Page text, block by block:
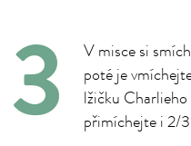
V misce si
poté je
lžičku
přimíchejte i 2/